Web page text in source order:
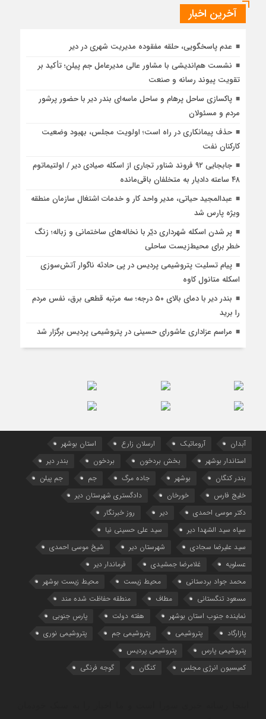
آخرین اخبار
عدم پاسخگویی، حلقه مفقوده مدیریت شهری در دیر
نشست هم‌اندیشی با مشاور عالی مدیرعامل جم پیلن؛ تأکید بر
تقویت پیوند رسانه و صنعت
پاکسازی ساحل پرهام و ساحل ماسه‌ای بندر دیر با حضور پرشور
مردم و مسئولان
حذف پیمانکاری در راه است؛ اولویت مجلس، بهبود وضعیت
کارکنان نفت
جابجایی ۹۲ فروند شناور تجاری از اسکله صیادی دیر / اولتیماتوم
۴۸ ساعته دادیار به متخلفان باقی‌مانده
عبدالمجید حیاتی، مدیر واحد کار و خدمات اشتغال سازمان منطقه
ویژه پارس شد
پر شدن اسکله شهرداری دیّر با نخاله‌های ساختمانی و زباله؛ زنگ
خطر برای محیط‌زیست ساحلی
پیام تسلیت پتروشیمی پردیس در پی حادثه ناگوار آتش‌سوزی
اسكله متانول كاوه
بندر دیر با دمای بالای ۵۰ درجه؛ سه مرتبه قطعی برق، نفس مردم
را برید
مراسم عزاداری عاشورای حسینی در پتروشیمی پردیس برگزار شد
آبدان آروماتیک ارسلان زارع
استان بوشهر
استاندار بوشهر
بخش بردخون بردخون
بندر دیر
بندر کنگان
بوشهر جاده مرگ جم
جم پیلن
خلیج فارس
خورخان
دادگستری شهرستان دیر
دکتر موسی احمدی
دیر
روز خبرنگار
سپاه سید الشهدا دیر
سید علی حسینی نیا
سید علیرضا سجادی
شهرستان دیر
شیخ موسی احمدی
عسلویه
غلامرضا جمشیدی
فرماندار دیر
محمد جواد بردستانی
محیط زیست
محیط زیست بوشهر
مسعود تنگستانی
مطاف
منطقه حفاظت شده مند
نماینده جنوب استان بوشهر
هفته دولت
پارس جنوبی
پازارگاد
پتروشیمی پتروشیمی جم
پتروشیمی نوری
پتروشیمی پارس
پتروشیمی پردیس
کمیسیون انرژی مجلس
کنگان گوجه فرنگی